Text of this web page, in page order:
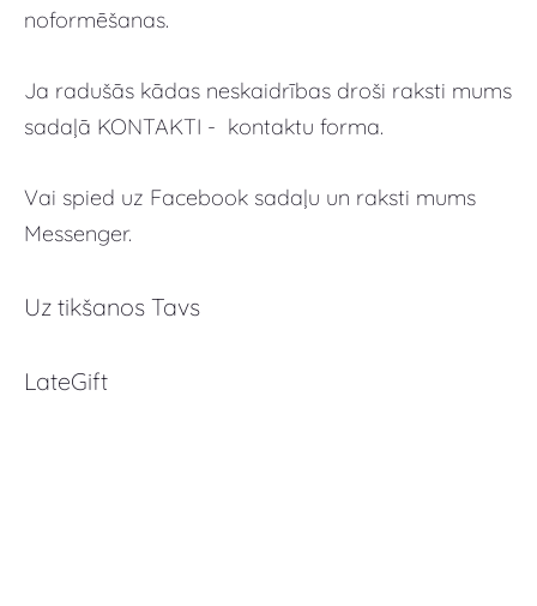
noformēšanas.
Ja radušās kādas neskaidrības droši raksti mums
sadaļā KONTAKTI - kontaktu forma.
Vai spied uz Facebook sadaļu un raksti mums
Messenger.
Uz tikšanos Tavs
LateGift